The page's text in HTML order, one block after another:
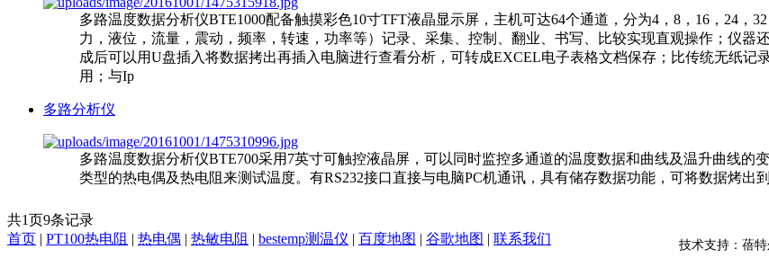
多路温度数据分析仪BTE1000配备触摸彩色10寸TFT液晶显示屏，主机可达64个通道，分为4，8，16，24，
力，液位，流量，震动，频率，转速，功率等）记录、采集、控制、翻业、书写、比较实现直观操作；仪器
成后可以用U盘插入将数据拷出再插入电脑进行查看分析，可转成EXCEL电子表格文档保存；比传统无纸
用；与Ip
多路分析仪
多路温度数据分析仪BTE700采用7英寸可触控液晶屏，可以同时监控多通道的温度数据和曲线及温升曲线的
类型的热电偶及热电阻来测试温度。有RS232接口直接与电脑PC机通讯，具有储存数据功能，可将数据烤出
共1页9条记录
首页 | PT100热电阻 | 热电偶 | 热敏电阻 | bestemp测温仪 | 百度地图 | 谷歌地图 | 联系我们 技术支持：蓓